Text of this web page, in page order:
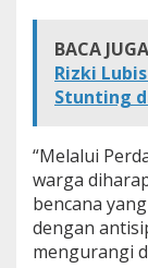
BACA
Rizki
Stunting
“Melalui
warga
bencana
dengan
mengurangi